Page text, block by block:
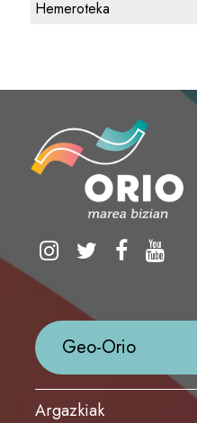
Hemeroteka
Geo-Orio
Argazkiak